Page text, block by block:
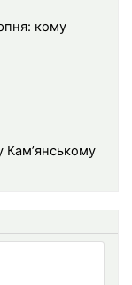
кому
Кам’янському